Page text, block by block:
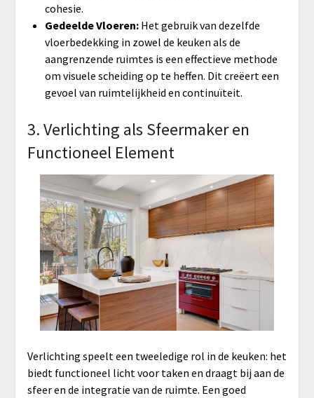
cohesie.
Gedeelde Vloeren:Het gebruik van dezelfde
vloerbedekking in zowel de keuken als de
aangrenzende ruimtes is een effectieve methode
om visuele scheiding op te heffen. Dit creëert een
gevoel van ruimtelijkheid en continuïteit.
3. Verlichting als Sfeermaker en
Functioneel Element
Verlichting speelt een tweeledige rol in de keuken: het
biedt functioneel licht voor taken en draagt bij aan de
sfeer en de integratie van de ruimte. Een goed